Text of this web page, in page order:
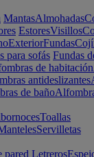
MantasAlmohadas
EstoresVisillos
ExteriorFundas
para sofás Fundas
de habitación
antideslizantes
de baño
Toallas
Servilletas
pared Letreros